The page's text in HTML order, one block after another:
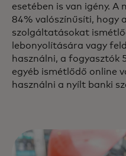
esetében is van igény. A
84% valószínűsíti, hogy
szolgáltatásokat
lebonyolítására vagy
használni, a fogyasztók
egyéb ismétlődő online
használni a nyílt banki